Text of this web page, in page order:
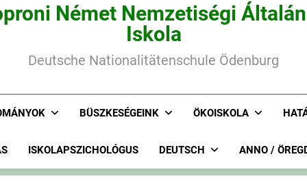
Német Nemzetiségi
Iskola
Deutsche Nationalitätenschule Ödenburg
BÜSZKESÉGEINK ÖKOISKOLA
ISKOLAPSZICHOLÓGUS DEUTSCH ANNO /